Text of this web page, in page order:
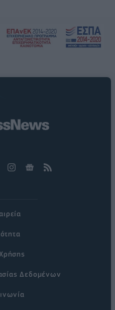
Δεδομένων